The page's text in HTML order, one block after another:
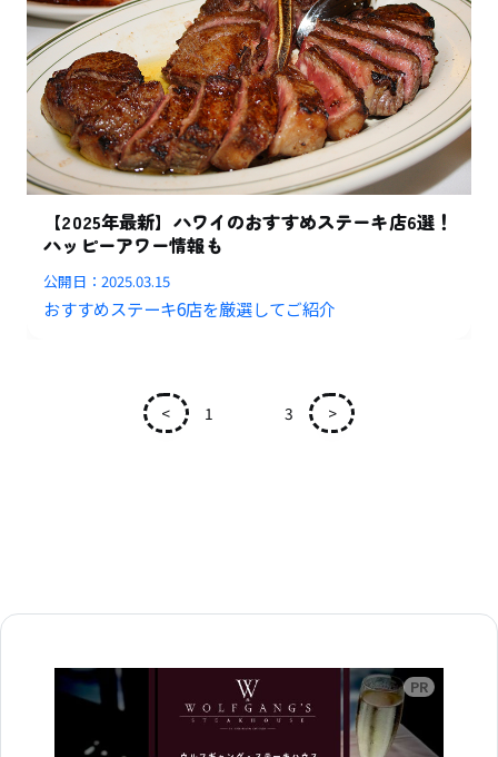
【2025年最新】ハワイのおすすめステーキ店6選！
ハッピーアワー情報も
公開日：2025.03.15
おすすめステーキ6店を厳選してご紹介
< 1 3 >
広告